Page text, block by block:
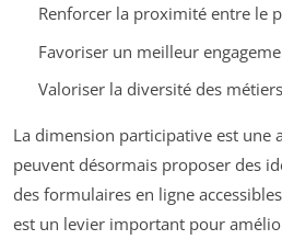
Renforcer la proximité entre le
Favoriser un meilleur
Valoriser la diversité des
La dimension participative est une
peuvent désormais proposer des
des formulaires en ligne
est un levier important pour